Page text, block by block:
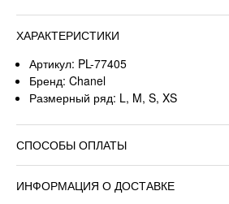
ХАРАКТЕРИСТИКИ
Артикул: PL-77405
Бренд: Chanel
Размерный ряд: L, M, S, XS
СПОСОБЫ ОПЛАТЫ
ИНФОРМАЦИЯ О ДОСТАВКЕ